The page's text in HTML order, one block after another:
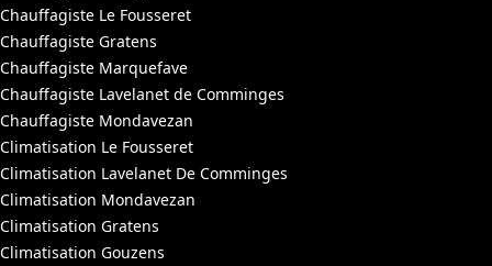
Chauffagiste Le Fousseret
Chauffagiste Gratens
Chauffagiste Marquefave
Chauffagiste Lavelanet de Comminges
Chauffagiste Mondavezan
Climatisation Le Fousseret
Climatisation Lavelanet De Comminges
Climatisation Mondavezan
Climatisation Gratens
Climatisation Gouzens